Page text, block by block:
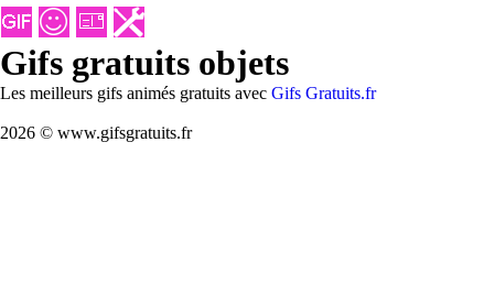
Gifs gratuits objets
Les meilleurs gifs animés gratuits avec Gifs Gratuits.fr
2026 © www.gifsgratuits.fr